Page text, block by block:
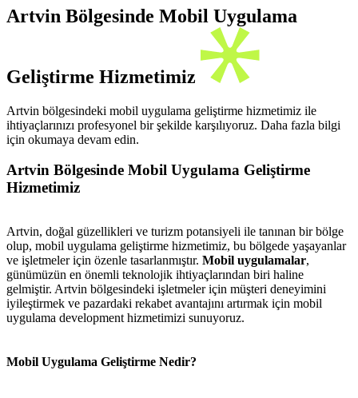
Artvin Bölgesinde Mobil Uygulama
Geliştirme Hizmetimiz
Artvin bölgesindeki mobil uygulama geliştirme hizmetimiz ile
ihtiyaçlarınızı profesyonel bir şekilde karşılıyoruz. Daha fazla bilgi
için okumaya devam edin.
Artvin Bölgesinde Mobil Uygulama Geliştirme
Hizmetimiz
Artvin, doğal güzellikleri ve turizm potansiyeli ile tanınan bir bölge
olup, mobil uygulama geliştirme hizmetimiz, bu bölgede yaşayanlar
ve işletmeler için özenle tasarlanmıştır. Mobil uygulamalar,
günümüzün en önemli teknolojik ihtiyaçlarından biri haline
gelmiştir. Artvin bölgesindeki işletmeler için müşteri deneyimini
iyileştirmek ve pazardaki rekabet avantajını artırmak için mobil
uygulama development hizmetimizi sunuyoruz.
Mobil Uygulama Geliştirme Nedir?